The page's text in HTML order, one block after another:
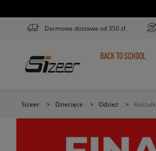
Darmowa dostawa od 350 zł
BACK
BACK TO SCHOOL
Sizeer > Dziecięce > Odzież > Koszulki